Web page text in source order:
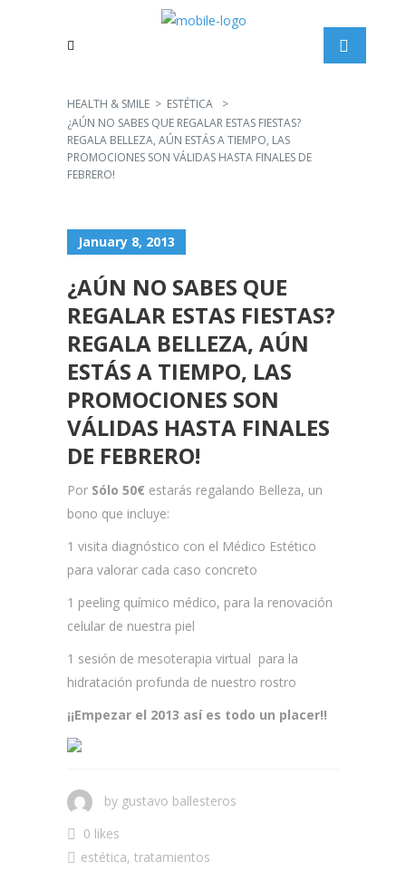
HEALTH & SMILE > ESTÉTICA
>
¿AÚN NO SABES QUE REGALAR ESTAS FIESTAS?
REGALA BELLEZA, AÚN ESTÁS A TIEMPO, LAS
PROMOCIONES SON VÁLIDAS HASTA FINALES DE
FEBRERO!
January 8, 2013
¿AÚN NO SABES QUE
REGALAR ESTAS FIESTAS?
REGALA BELLEZA, AÚN
ESTÁS A TIEMPO, LAS
PROMOCIONES SON
VÁLIDAS HASTA FINALES
DE FEBRERO!
Por Sólo 50€ estarás regalando Belleza, un
bono que incluye:
1 visita diagnóstico con el Médico Estético
para valorar cada caso concreto
1 peeling químico médico, para la renovación
celular de nuestra piel
1 sesión de mesoterapia virtual para la
hidratación profunda de nuestro rostro
¡¡Empezar el 2013 así es todo un placer!!
by gustavo ballesteros
0 likes
estética, tratamientos